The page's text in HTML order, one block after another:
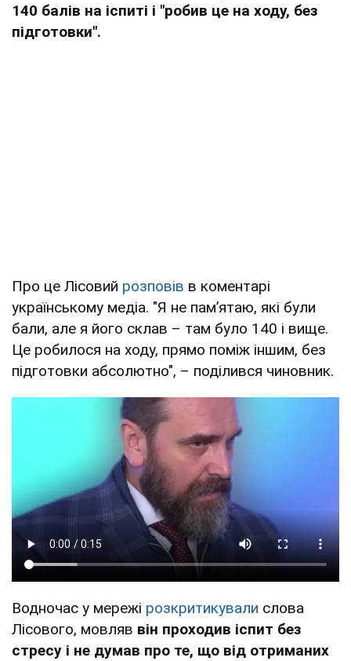
140 балів на іспиті і "робив це на ходу, без
підготовки".
Про це Лісовий розповів в коментарі
українському медіа. "Я не пам’ятаю, які були
бали, але я його склав – там було 140 і вище.
Це робилося на ходу, прямо поміж іншим, без
підготовки абсолютно", – поділився чиновник.
Водночас у мережі розкритикували слова
Лісового, мовляв він проходив іспит без
стресу і не думав про те, що від отриманих